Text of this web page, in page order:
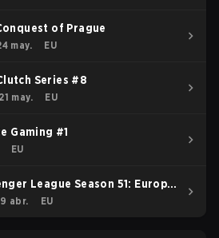
Conquest of Prague
may. EU
Series #8
may. EU
Gaming #1
EU
League Season 51: Europe
abr. EU